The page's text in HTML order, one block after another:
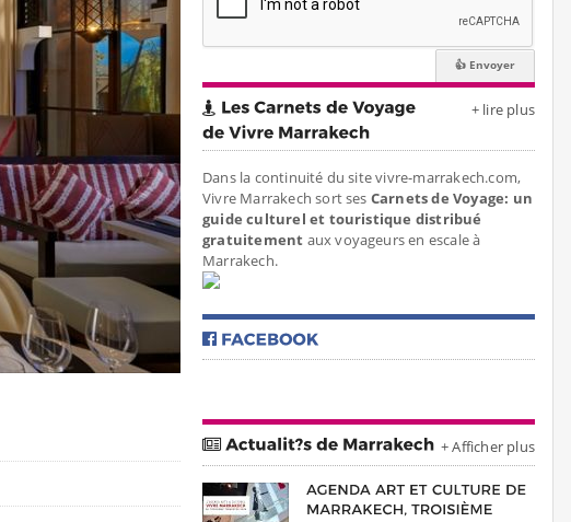
+ lire plus
Dans la continuité du site vivre-marrakech.com,
Vivre Marrakech sort ses Carnets de Voyage: un
guide culturel et touristique distribué
gratuitement aux voyageurs en escale à
Marrakech.
+ Afficher plus